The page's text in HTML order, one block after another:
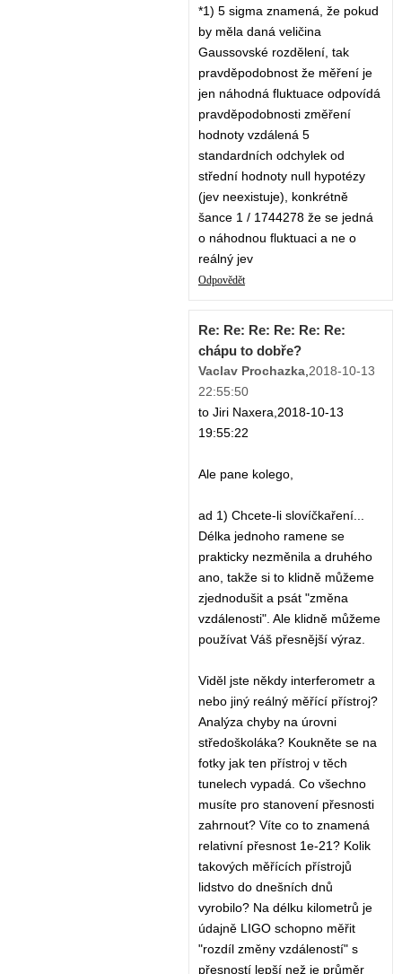
*1) 5 sigma znamená, že pokud
by měla daná veličina
Gaussovské rozdělení, tak
pravděpodobnost že měření je
jen náhodná fluktuace odpovídá
pravděpodobnosti změření
hodnoty vzdálená 5
standardních odchylek od
střední hodnoty null hypotézy
(jev neexistuje), konkrétně
šance 1 / 1744278 že se jedná
o náhodnou fluktuaci a ne o
reálný jev
Odpovědět
Re: Re: Re: Re: Re: Re:
chápu to dobře?
Vaclav Prochazka,2018-10-13
22:55:50
to Jiri Naxera,2018-10-13
19:55:22
Ale pane kolego,
ad 1) Chcete-li slovíčkaření...
Délka jednoho ramene se
prakticky nezměnila a druhého
ano, takže si to klidně můžeme
zjednodušit a psát "změna
vzdálenosti". Ale klidně můžeme
používat Váš přesnější výraz.
Viděl jste někdy interferometr a
nebo jiný reálný měřící přístroj?
Analýza chyby na úrovni
středoškoláka? Koukněte se na
fotky jak ten přístroj v těch
tunelech vypadá. Co všechno
musíte pro stanovení přesnosti
zahrnout? Víte co to znamená
relativní přesnost 1e-21? Kolik
takových měřících přístrojů
lidstvo do dnešních dnů
vyrobilo? Na délku kilometrů je
údajně LIGO schopno měřit
"rozdíl změny vzdáleností" s
přesností lepší než je průměr